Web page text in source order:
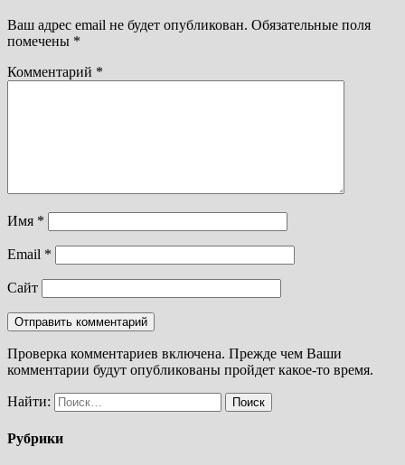
Ваш адрес email не будет опубликован. Обязательные поля
помечены *
Комментарий *
Имя *
Email *
Сайт
Проверка комментариев включена. Прежде чем Ваши
комментарии будут опубликованы пройдет какое-то время.
Найти:
Рубрики